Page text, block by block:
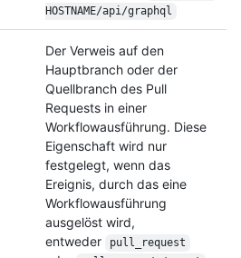
HOSTNAME/api/graphql
Der Verweis auf den
Hauptbranch oder der
Quellbranch des Pull
Requests in einer
Workflowausführung. Diese
Eigenschaft wird nur
festgelegt, wenn das
Ereignis, durch das eine
Workflowausführung
ausgelöst wird,
entweder
pull_request